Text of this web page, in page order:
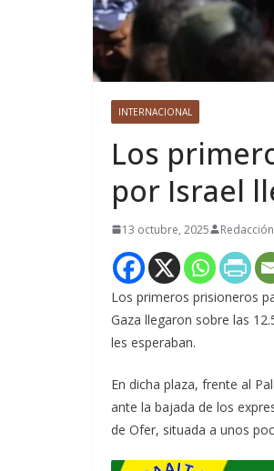
INTERNACIONAL
Los
por Israel
13 octubre, 2025
Los primeros prisioneros
Gaza llegaron sobre las
les esperaban.
En dicha plaza, frente al
ante la bajada de los
de Ofer, situada a unos